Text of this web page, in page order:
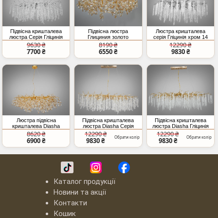
Підвісна кришталева
люстра Серія Гліцинія
хром витягнута форма
12 ламп E14
9630 ₴
7700 ₴
Підвісна люстра
Глициния золото
кришталь 10 ламп E14
модель 601-800GD
8190 ₴
6550 ₴
Люстра кришталева
серія Гліцинія хром 14
ламп каскадні підвіски
12290 ₴
9830 ₴
Люстра підвісна
кришталева Diasha
Серія Гліцинія золото 12
ламп E14 витягнута
форма на тросах
8620 ₴
6900 ₴
Підвісна кришталева
люстра Diasha Серія
Гліцинія золото 15 ламп
E14 витягнута форма
12290 ₴
9830 ₴ Обрати колір
Підвісна кришталева
люстра Diasha Гліцинія
золото 15 ламп
витягнута форма
12290 ₴
9830 ₴ Обрати колір
Каталог продукції
Новини та акції
Контакти
Кошик